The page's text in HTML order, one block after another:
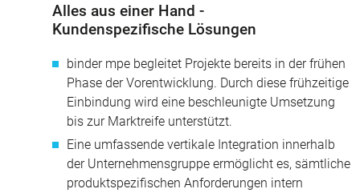
Alles aus einer Hand -
Kundenspezifische Lösungen
binder mpe begleitet Projekte bereits in der frühen
Phase der Vorentwicklung. Durch diese frühzeitige
Einbindung wird eine beschleunigte Umsetzung
bis zur Marktreife unterstützt.
Eine umfassende vertikale Integration innerhalb
der Unternehmensgruppe ermöglicht es, sämtliche
produktspezifischen Anforderungen intern